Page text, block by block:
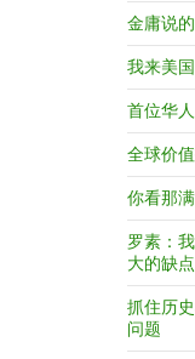
金庸说
我来美
首位华
全球价
你看那
罗素：
大的缺点
抓住历
问题